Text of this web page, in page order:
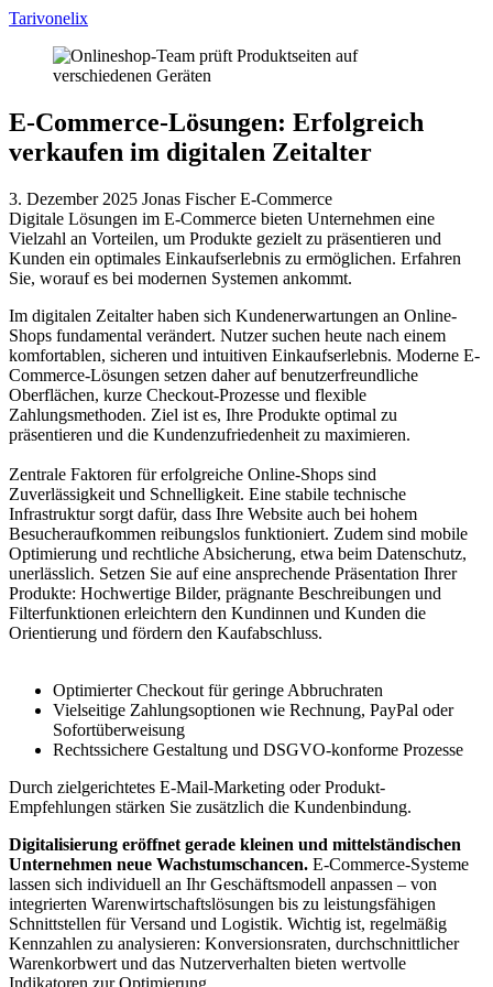
Tarivonelix
E-Commerce-Lösungen: Erfolgreich
verkaufen im digitalen Zeitalter
3. Dezember 2025 Jonas FischerE-Commerce
Digitale Lösungen im E-Commerce bieten Unternehmen eine
Vielzahl an Vorteilen, um Produkte gezielt zu präsentieren und
Kunden ein optimales Einkaufserlebnis zu ermöglichen. Erfahren
Sie, worauf es bei modernen Systemen ankommt.
Im digitalen Zeitalter haben sich Kundenerwartungen an Online-
Shops fundamental verändert. Nutzer suchen heute nach einem
komfortablen, sicheren und intuitiven Einkaufserlebnis. Moderne E-
Commerce-Lösungen setzen daher auf benutzerfreundliche
Oberflächen, kurze Checkout-Prozesse und flexible
Zahlungsmethoden. Ziel ist es, Ihre Produkte optimal zu
präsentieren und die Kundenzufriedenheit zu maximieren.
Zentrale Faktoren für erfolgreiche Online-Shops sind
Zuverlässigkeit und Schnelligkeit. Eine stabile technische
Infrastruktur sorgt dafür, dass Ihre Website auch bei hohem
Besucheraufkommen reibungslos funktioniert. Zudem sind mobile
Optimierung und rechtliche Absicherung, etwa beim Datenschutz,
unerlässlich. Setzen Sie auf eine ansprechende Präsentation Ihrer
Produkte: Hochwertige Bilder, prägnante Beschreibungen und
Filterfunktionen erleichtern den Kundinnen und Kunden die
Orientierung und fördern den Kaufabschluss.
Optimierter Checkout für geringe Abbruchraten
Vielseitige Zahlungsoptionen wie Rechnung, PayPal oder
Sofortüberweisung
Rechtssichere Gestaltung und DSGVO-konforme Prozesse
Durch zielgerichtetes E-Mail-Marketing oder Produkt-
Empfehlungen stärken Sie zusätzlich die Kundenbindung.
Digitalisierung eröffnet gerade kleinen und mittelständischen
Unternehmen neue Wachstumschancen. E-Commerce-Systeme
lassen sich individuell an Ihr Geschäftsmodell anpassen – von
integrierten Warenwirtschaftslösungen bis zu leistungsfähigen
Schnittstellen für Versand und Logistik. Wichtig ist, regelmäßig
Kennzahlen zu analysieren: Konversionsraten, durchschnittlicher
Warenkorbwert und das Nutzerverhalten bieten wertvolle
Indikatoren zur Optimierung.